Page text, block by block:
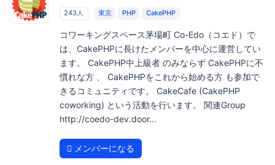
243人 東京 PHP CakePHP
コワーキングスペース茅場町 Co-Edo（コエド）で
は、CakePHPに長けたメンバーを中心に運営してい
ます。 CakePHP中上級者 のみならず CakePHPに不
慣れな方 、 CakePHPをこれから始める方 も参加で
きるコミュニティです。 CakeCafe (CakePHP
coworking) という活動を行います。 関連Group
http://coedo-dev.door...
メンバーになる